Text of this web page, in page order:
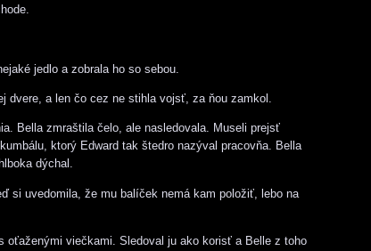
jedlo a zobrala ho so sebou.
dvere, a len čo cez ne stihla vojsť, za ňou zamkol.
Bella zmraštila čelo, ale nasledovala. Museli prejsť
ktorý Edward tak štedro nazýval pracovňa. Bella
dýchal.
si uvedomila, že mu balíček nemá kam položiť, lebo na
oťaženými viečkami. Sledoval ju ako korisť a Belle z toho